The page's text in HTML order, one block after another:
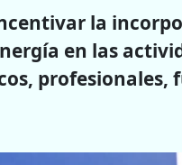
la
en las